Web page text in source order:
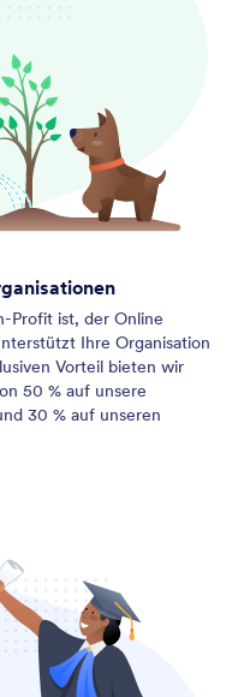
Profit ist, der Online
Ihre Organisation
Vorteil bieten wir
50 % auf unsere
30 % auf unseren